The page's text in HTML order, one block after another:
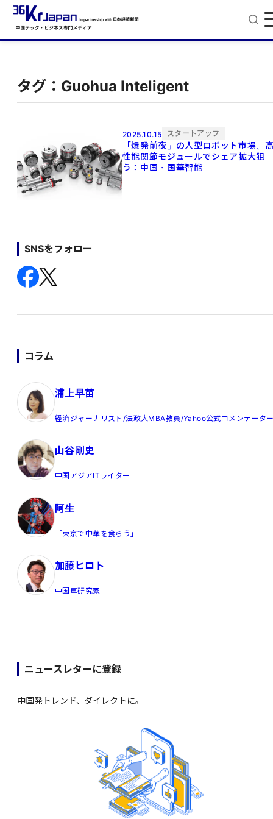
タグ：Guohua Inteligent
2025.10.15 スタートアップ
「爆発前夜」の人型ロボット市場、
性能関節モジュールでシェア拡大狙
う：中国・国華智能
SNSをフォロー
コラム
浦上早苗
経済ジャーナリスト/法政大MBA教員/Yahoo公式コメンテータ
山谷剛史
中国アジアITライター
阿生
「東京で中華を食らう」
加藤ヒロト
中国車研究家
ニュースレターに登録
中国発トレンド、ダイレクトに。